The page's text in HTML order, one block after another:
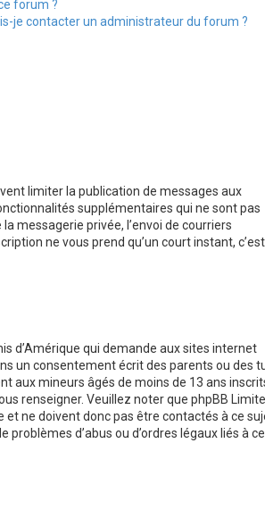
forum ?
je contacter un administrateur du forum ?
limiter la publication de messages aux
supplémentaires qui ne sont pas
messagerie privée, l’envoi de courriers
ne vous prend qu’un court instant, c’est
d’Amérique qui demande aux sites internet
un consentement écrit des parents ou des
aux mineurs âgés de moins de 13 ans
renseigner. Veuillez noter que phpBB
ne doivent donc pas être contactés à ce
d’abus ou d’ordres légaux liés à ce